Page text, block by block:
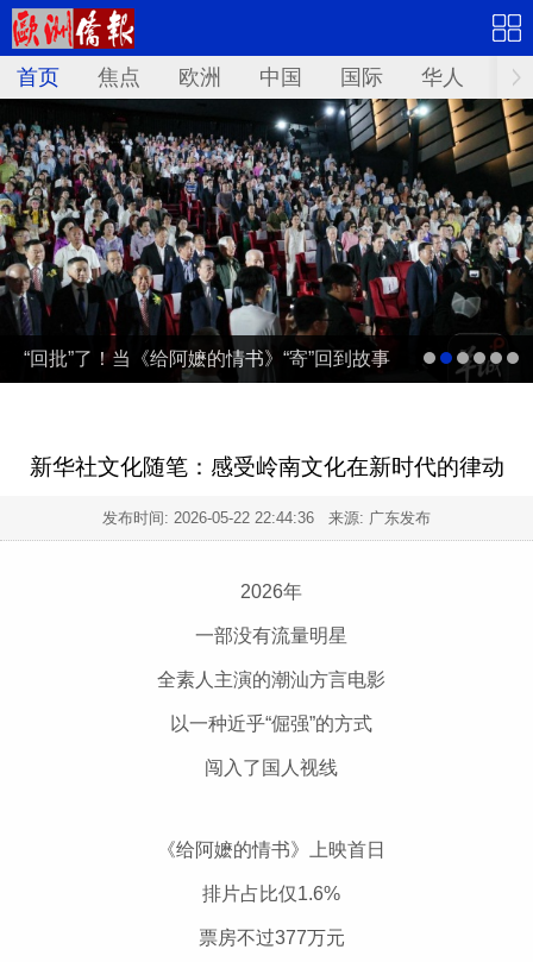
首页 焦点 欧洲 中国 国际 华人 文
“回批”了！当《给阿嬷的情书》“寄”回到故事
新华社文化随笔：感受岭南文化在新时代的律动
发布时间: 2026-05-22 22:44:36 来源: 广东发布
2026年
一部没有流量明星
全素人主演的潮汕方言电影
以一种近乎“倔强”的方式
闯入了国人视线
《给阿嬷的情书》上映首日
排片占比仅1.6%
票房不过377万元